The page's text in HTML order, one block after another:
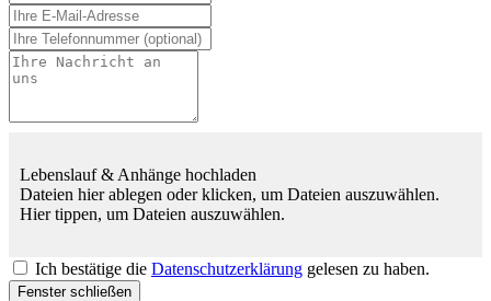
Lebenslauf & Anhänge hochladen
Dateien hier ablegen oder klicken, um Dateien auszuwählen.
Hier tippen, um Dateien auszuwählen.
Ich bestätige die Datenschutzerklärung gelesen zu haben.
Fenster schließen